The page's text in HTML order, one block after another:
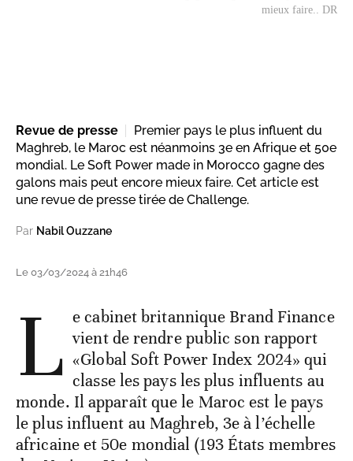
mieux faire.. DR
Revue de presse
Premier pays le plus influent du
Maghreb, le Maroc est néanmoins 3e en Afrique et 50e
mondial. Le Soft Power made in Morocco gagne des
galons mais peut encore mieux faire. Cet article est
une revue de presse tirée de Challenge.
Par Nabil Ouzzane
Le 03/03/2024 à 21h46
L e cabinet britannique Brand Finance
vient de rendre public son rapport
«Global Soft Power Index 2024» qui
classe les pays les plus influents au
monde. Il apparaît que le Maroc est le pays
le plus influent au Maghreb, 3e à l’échelle
africaine et 50e mondial (193 États membres